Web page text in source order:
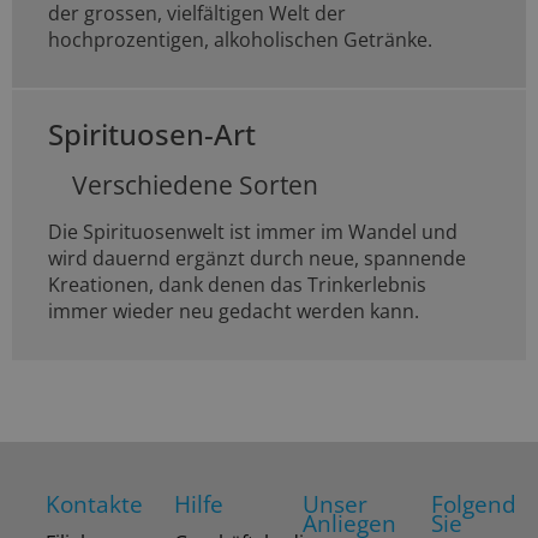
der grossen, vielfältigen Welt der
hochprozentigen, alkoholischen Getränke.
Spirituosen-Art
Verschiedene Sorten
Die Spirituosenwelt ist immer im Wandel und
wird dauernd ergänzt durch neue, spannende
Kreationen, dank denen das Trinkerlebnis
immer wieder neu gedacht werden kann.
Kontakte Hilfe Unser
Anliegen
Folgend
Sie